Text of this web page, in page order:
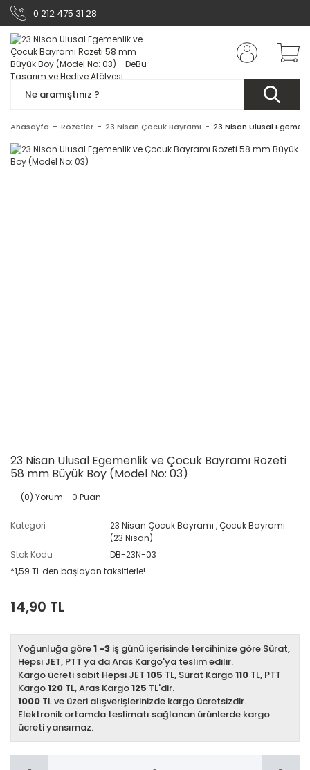
0 212 475 31 28
Anasayfa Rozetler 23 Nisan Çocuk Bayramı 23 Nisan Ulusal
23 Nisan Ulusal Egemenlik ve Çocuk Bayramı Rozeti
58 mm Büyük Boy (Model No: 03)
(0) Yorum - 0 Puan
Kategori 23 Nisan Çocuk Bayramı ,Çocuk Bayramı
(23 Nisan)
Stok Kodu
DB-23N-03
*1,59 TL den başlayan taksitlerle!
14,90 TL
Yoğunluğa göre1 -3 iş günü içerisinde tercihinize göre Sürat,
Hepsi JET, PTT ya da Aras Kargo'ya teslim edilir.
Kargo ücreti sabit Hepsi JET 105 TL, Sürat Kargo110 TL, PTT
Kargo120 TL, Aras Kargo125 TL'dir.
1000 TL ve üzeri alışverişlerinizde kargo ücretsizdir.
Elektronik ortamda teslimatı sağlanan ürünlerde kargo
ücreti yansımaz.